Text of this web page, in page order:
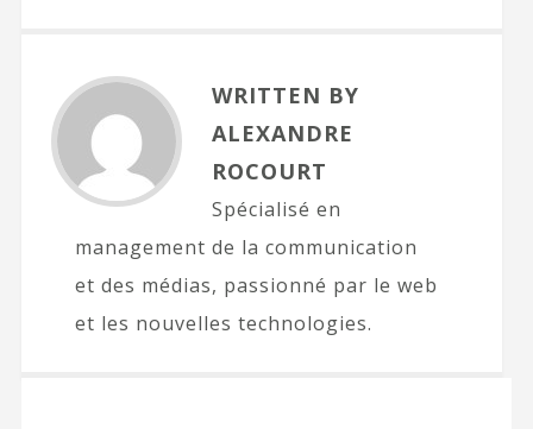
WRITTEN BY
ALEXANDRE
ROCOURT
Spécialisé en
management de la communication
et des médias, passionné par le web
et les nouvelles technologies.